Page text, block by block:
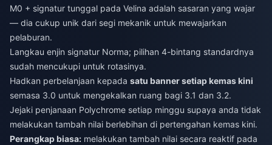
M0 + signatur tunggal pada Velina adalah sasaran yang wajar
— dia cukup unik dari segi mekanik untuk mewajarkan
pelaburan.
Langkau enjin signatur Norma; pilihan 4-bintang standardnya
sudah mencukupi untuk rotasinya.
Hadkan perbelanjaan kepada satu banner setiap kemas kini
semasa 3.0 untuk mengekalkan ruang bagi 3.1 dan 3.2.
Jejaki penjanaan Polychrome setiap minggu supaya anda tidak
melakukan tambah nilai berlebihan di pertengahan kemas kini.
Perangkap biasa: melakukan tambah nilai secara reaktif pada